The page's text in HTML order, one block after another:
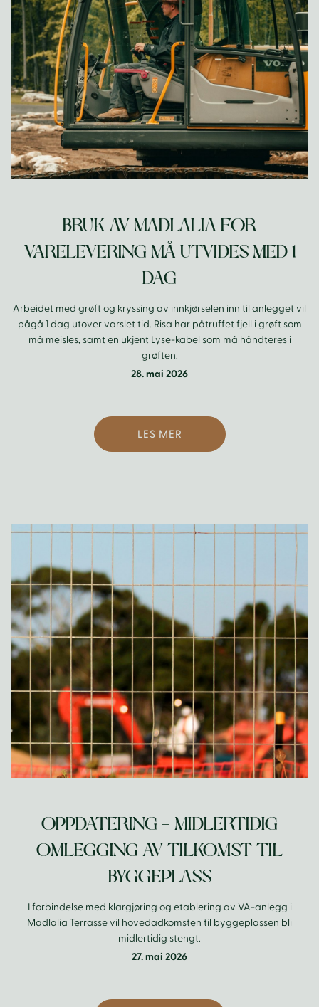
BRUK AV MADLALIA FOR
VARELEVERING MÅ UTVIDES MED 1
DAG
Arbeidet med grøft og kryssing av innkjørselen inn til anlegget vil
pågå 1 dag utover varslet tid. Risa har påtruffet fjell i grøft som
må meisles, samt en ukjent Lyse-kabel som må håndteres i
grøften.
28. mai 2026
LES MER
OPPDATERING – MIDLERTIDIG
OMLEGGING AV TILKOMST TIL
BYGGEPLASS
I forbindelse med klargjøring og etablering av VA-anlegg i
Madlalia Terrasse vil hovedadkomsten til byggeplassen bli
midlertidig stengt.
27. mai 2026